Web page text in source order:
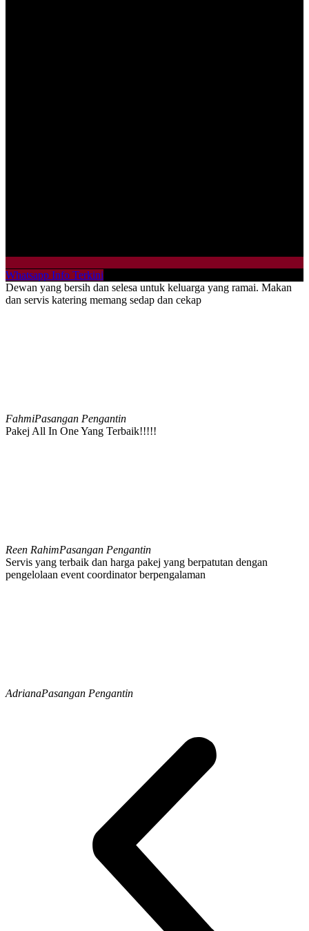
Whatsapp Info Terkini
Dewan yang bersih dan selesa untuk keluarga yang ramai. Makan
dan servis katering memang sedap dan cekap
FahmiPasangan Pengantin
Pakej All In One Yang Terbaik!!!!!
Reen RahimPasangan Pengantin
Servis yang terbaik dan harga pakej yang berpatutan dengan
pengelolaan event coordinator berpengalaman
AdrianaPasangan Pengantin